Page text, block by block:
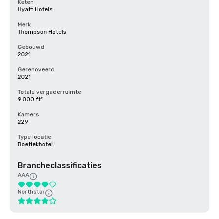
Keten
Hyatt Hotels
Merk
Thompson Hotels
Gebouwd
2021
Gerenoveerd
2021
Totale vergaderruimte
9.000 ft²
Kamers
229
Type locatie
Boetiekhotel
Brancheclassificaties
AAA
Northstar